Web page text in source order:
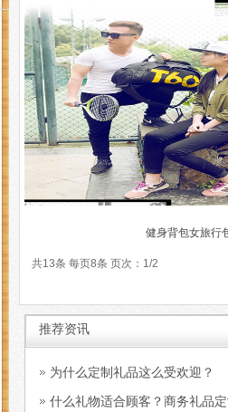
健身背包女旅行
共13条 每页8条 页次：1/2
推荐资讯
为什么定制礼品这么受欢迎？
什么礼物适合顾客？商务礼品